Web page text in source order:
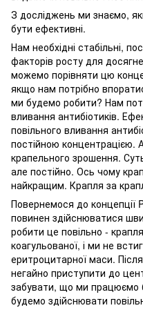
З досліджень ми знаємо,
бути ефективні.
Нам необхідні стабільні,
факторів росту для
можемо порівняти цю
якщо нам потрібно
ми будемо робити? Нам
вливання антибіотиків.
повільного вливання
постійною концентрацією.
крапельного зрошення.
але постійно. Ось чому
найкращим. Крапля за
Повернемося до концепції
повинен здійснюватися
робити це повільно -
коагульованої, і ми не
еритроцитарної маси.
негайно приступити до
забувати, що ми працюємо
будемо здійснювати